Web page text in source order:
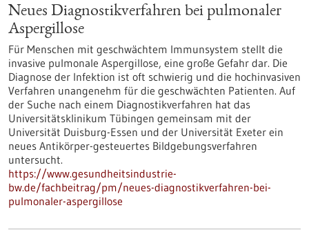
Neues Diagnostikverfahren bei pulmonaler
Aspergillose
Für Menschen mit geschwächtem Immunsystem stellt die
invasive pulmonale Aspergillose, eine große Gefahr dar. Die
Diagnose der Infektion ist oft schwierig und die hochinvasiven
Verfahren unangenehm für die geschwächten Patienten. Auf
der Suche nach einem Diagnostikverfahren hat das
Universitätsklinikum Tübingen gemeinsam mit der
Universität Duisburg-Essen und der Universität Exeter ein
neues Antikörper-gesteuertes Bildgebungsverfahren
untersucht.
https://www.gesundheitsindustrie-
bw.de/fachbeitrag/pm/neues-diagnostikverfahren-bei-
pulmonaler-aspergillose